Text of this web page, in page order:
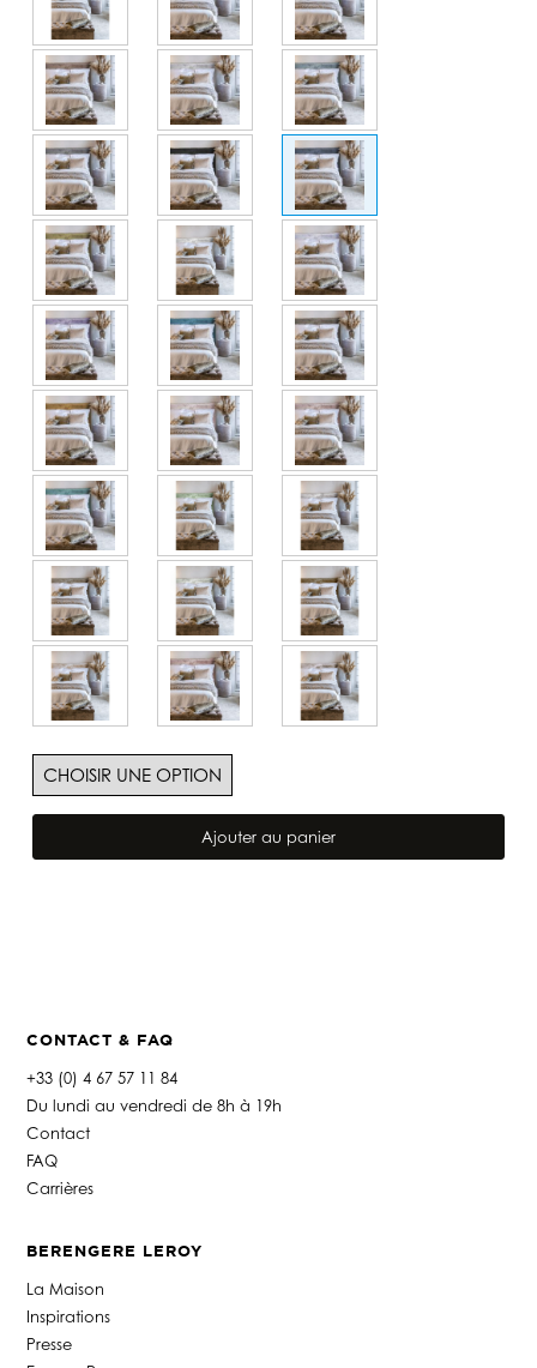
quantité
Ajouter au panier
CONTACT & FAQ
+33 (0) 4 67 57 11 84
Du lundi au vendredi de 8h à 19h
Contact
FAQ
Carrières
BERENGERE LEROY
La Maison
Inspirations
Presse